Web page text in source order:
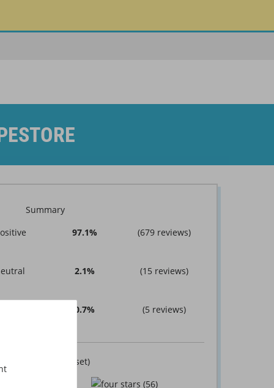
Summary
97.1%
(679 reviews)
2.1% (15 reviews)
0.7% (5 reviews)
Reset)
(56)